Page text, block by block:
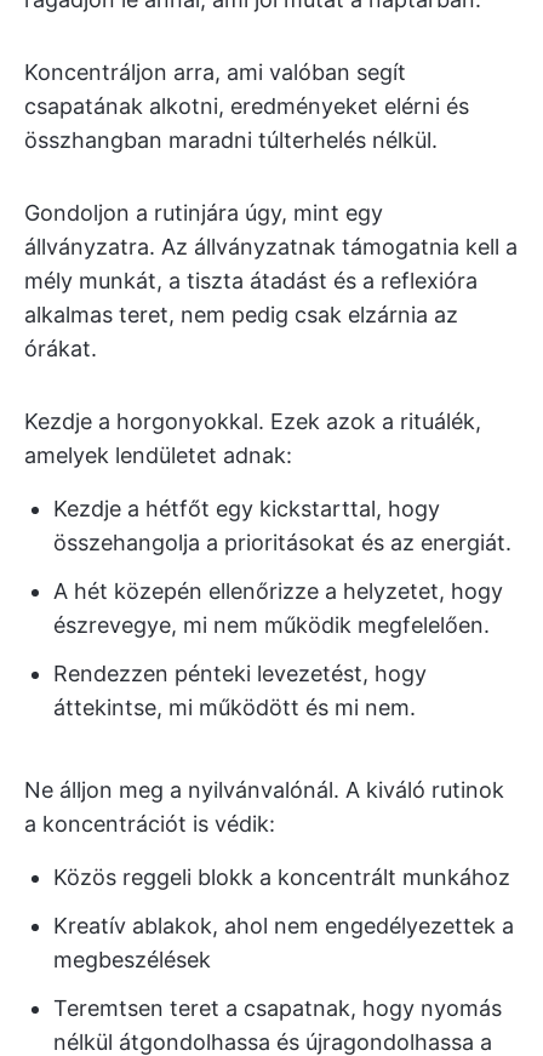
Koncentráljon arra, ami valóban segít
csapatának alkotni, eredményeket elérni és
összhangban maradni túlterhelés nélkül.
Gondoljon a rutinjára úgy, mint egy
állványzatra. Az állványzatnak támogatnia kell a
mély munkát, a tiszta átadást és a reflexióra
alkalmas teret, nem pedig csak elzárnia az
órákat.
Kezdje a horgonyokkal. Ezek azok a rituálék,
amelyek lendületet adnak:
Kezdje a hétfőt egy kickstarttal, hogy
összehangolja a prioritásokat és az energiát.
A hét közepén ellenőrizze a helyzetet, hogy
észrevegye, mi nem működik megfelelően.
Rendezzen pénteki levezetést, hogy
áttekintse, mi működött és mi nem.
Ne álljon meg a nyilvánvalónál. A kiváló rutinok
a koncentrációt is védik:
Közös reggeli blokk a koncentrált munkához
Kreatív ablakok, ahol nem engedélyezettek a
megbeszélések
Teremtsen teret a csapatnak, hogy nyomás
nélkül átgondolhassa és újragondolhassa a